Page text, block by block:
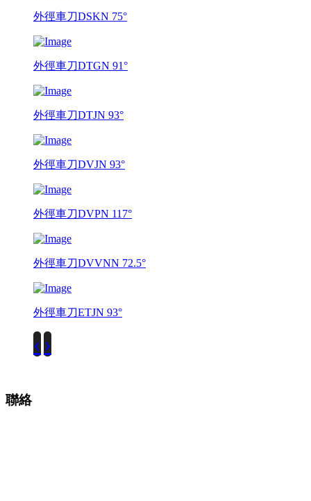
外徑車刀DSKN 75°
外徑車刀DTGN 91°
外徑車刀DTJN 93°
外徑車刀DVJN 93°
外徑車刀DVPN 117°
外徑車刀DVVNN 72.5°
外徑車刀ETJN 93°
‹ ›
聯絡